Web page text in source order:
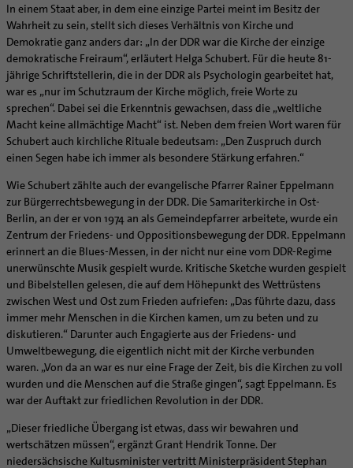
Hospiz
Internet- und Telefon
Krankenhaus
Künstler
Glaubenswege
Ehe - Familie - Geschlechtergerechtigkeit
Kategoriale und Diakonale Seelsorge
Polizei- und Feuerwehr
Schule
Gefängnisseelsorge
Segensorte
Kirchenmusiker:in
Religionslehrer:in
Freiwilligendienst
Soziale Berufe in der Caritas
Bolivientag 2026
Ökotheologie
Schöpfungsspiritualität
Umweltbildung
Zukunftsräume
Aktuelles
Veranstaltungen
Büchereien
Medienstelle
Newsletter
Personalentwicklung
Unterstützungsangebot für Seelsorgende
Supervision
Coaching
Aufbrüche in der Kirche
Ehrenamtliche
KirchenZeitung online
Verwaltungsbeauftragte / Verwaltungsleitungen in
Pfarrgemeinden
Kirchlicher Anzeiger
Kirchliches Arbeitsrecht
Schematismus
In einem Staat aber, in dem eine einzige Partei meint im Besitz der
Wahrheit zu sein, stellt sich dieses Verhältnis von Kirche und
Demokratie ganz anders dar: „In der DDR war die Kirche der einzige
demokratische Freiraum“, erläutert Helga Schubert. Für die heute 81-
jährige Schriftstellerin, die in der DDR als Psychologin gearbeitet hat,
war es „nur im Schutzraum der Kirche möglich, freie Worte zu
sprechen“. Dabei sei die Erkenntnis gewachsen, dass die „weltliche
Macht keine allmächtige Macht“ ist. Neben dem freien Wort waren für
Schubert auch kirchliche Rituale bedeutsam: „Den Zuspruch durch
einen Segen habe ich immer als besondere Stärkung erfahren.“
Wie Schubert zählte auch der evangelische Pfarrer Rainer Eppelmann
zur Bürgerrechtsbewegung in der DDR. Die Samariterkirche in Ost-
Berlin, an der er von 1974 an als Gemeindepfarrer arbeitete, wurde ein
Zentrum der Friedens- und Oppositionsbewegung der DDR. Eppelmann
erinnert an die Blues-Messen, in der nicht nur eine vom DDR-Regime
unerwünschte Musik gespielt wurde. Kritische Sketche wurden gespielt
und Bibelstellen gelesen, die auf dem Höhepunkt des Wettrüstens
zwischen West und Ost zum Frieden aufriefen: „Das führte dazu, dass
immer mehr Menschen in die Kirchen kamen, um zu beten und zu
diskutieren.“ Darunter auch Engagierte aus der Friedens- und
Umweltbewegung, die eigentlich nicht mit der Kirche verbunden
waren. „Von da an war es nur eine Frage der Zeit, bis die Kirchen zu voll
wurden und die Menschen auf die Straße gingen“, sagt Eppelmann. Es
war der Auftakt zur friedlichen Revolution in der DDR.
„Dieser friedliche Übergang ist etwas, dass wir bewahren und
wertschätzen müssen“, ergänzt Grant Hendrik Tonne. Der
niedersächsische Kultusminister vertritt Ministerpräsident Stephan